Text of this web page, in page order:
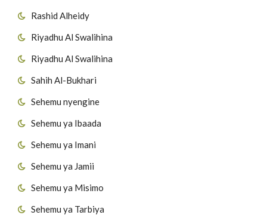
Rashid Alheidy
Riyadhu Al Swalihina
Riyadhu Al Swalihina
Sahih Al-Bukhari
Sehemu nyengine
Sehemu ya Ibaada
Sehemu ya Imani
Sehemu ya Jamii
Sehemu ya Misimo
Sehemu ya Tarbiya